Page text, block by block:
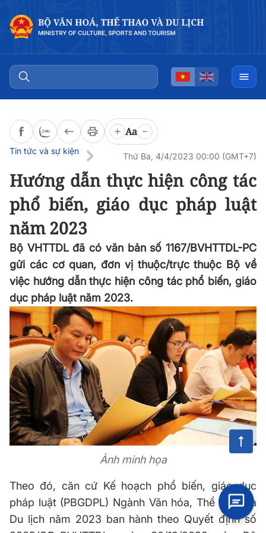
Aa
Tin tức và sự kiện
Thứ Ba, 4/4/2023 00:00 (GMT+7)
Hướng dẫn thực hiện công tác
phổ biến, giáo dục pháp luật
năm 2023
Bộ VHTTDL đã có văn bản số 1167/BVHTTDL-PC
gửi các cơ quan, đơn vị thuộc/trực thuộc Bộ về
việc hướng dẫn thực hiện công tác phổ biến, giáo
dục pháp luật năm 2023.
Ảnh minh họa
Theo đó, căn cứ Kế hoạch phổ biến, giáo dục
pháp luật (PBGDPL) Ngành Văn hóa, Thể thao và
Du lịch năm 2023 ban hành theo Quyết định số
Đọc bài